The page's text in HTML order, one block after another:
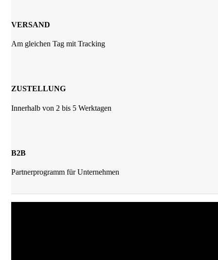
VERSAND
Am gleichen Tag mit Tracking
ZUSTELLUNG
Innerhalb von 2 bis 5 Werktagen
B2B
Partnerprogramm für Unternehmen